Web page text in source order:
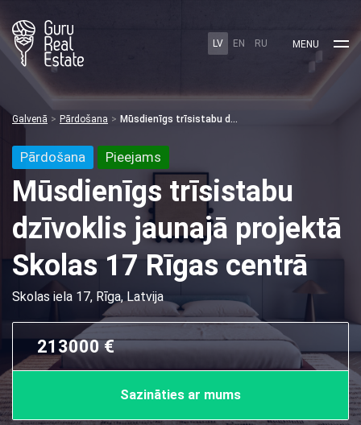
LV EN RU MENU
Galvenā Pārdošana Mūsdienīgs trīsistabu dzīvoklis jaunajā projektā Skolas 17 Rīgas centrā
Pārdošana Pieejams
Mūsdienīgs trīsistabu
dzīvoklis jaunajā projektā
Skolas 17 Rīgas centrā
Skolas iela 17, Rīga, Latvija
213000 €
Sazināties ar mums